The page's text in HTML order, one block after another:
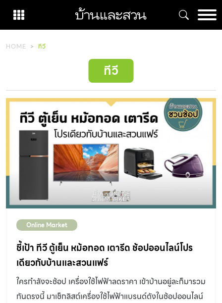
content
HOME ทีวี
ทีวี
Online Market
ชี้เป้า ทีวี ตู้เย็น หม้อทอด เตารีด ช้อปออนไลน์โปร
เดียวกับบ้านและสวนแฟร์
ใครกำลังจะช้อป เครื่องใช้ไฟฟ้าลดราคา เข้าบ้านอยู่ละก็มารวม
กันตรงนี้ มาเช็กลิสต์เครื่องใช้ไฟฟ้าแบรนด์ดังในช้อปออนไลน์